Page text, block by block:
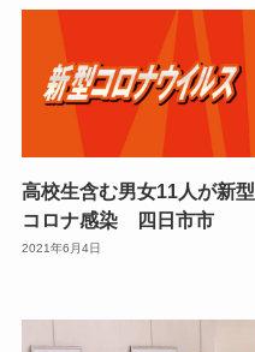
高校生含む男女11人が新型
コロナ感染 四日市市
2021年6月4日